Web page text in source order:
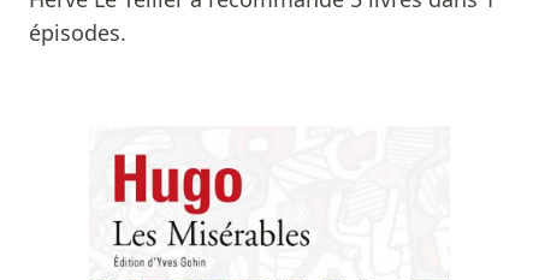
épisodes.
Livres
Prix littéraires